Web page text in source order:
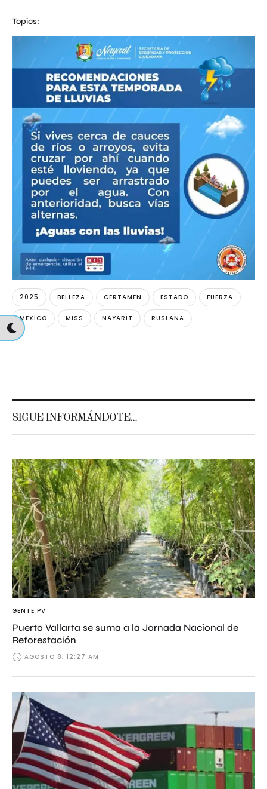
Topics:
2025 BELLEZA CERTAMEN ESTADO FUERZA
MEXICO MISS NAYARIT RUSLANA
SIGUE INFORMÁNDOTE...
GENTE PV
Puerto Vallarta se suma a la Jornada Nacional de
Reforestación
AGOSTO 8, 12:27 AM